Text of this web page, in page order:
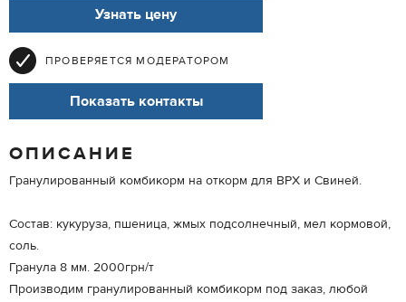
Узнать цену
ПРОВЕРЯЕТСЯ МОДЕРАТОРОМ
Показать контакты
ОПИСАНИЕ
Гранулированный комбикорм на откорм для ВРХ и Свиней.
Состав: кукуруза, пшеница, жмых подсолнечный, мел кормовой,
соль.
Гранула 8 мм. 2000грн/т
Производим гранулированный комбикорм под заказ, любой